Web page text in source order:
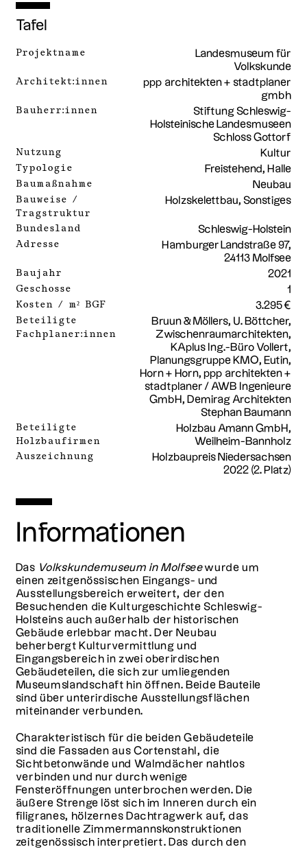
Tafel
Projektname
Landesmuseum für
Volkskunde
Architekt:innen
ppp architekten + stadtplaner
gmbh
Bauherr:innen
Stiftung Schleswig-
Holsteinische Landesmuseen
Schloss Gottorf
Nutzung
Kultur
Typologie
Freistehend, Halle
Baumaßnahme
Neubau
Bauweise /
Tragstruktur
Holzskelettbau, Sonstiges
Bundesland
Schleswig-Holstein
Adresse
Hamburger Landstraße 97,
24113 Molfsee
Baujahr
2021
Geschosse
1
Kosten / m² BGF
3.295 €
Beteiligte
Fachplaner:innen
Bruun & Möllers, U. Böttcher,
Zwischenraumarchitekten,
KAplus Ing.-Büro Vollert,
Planungsgruppe KMO, Eutin,
Horn + Horn, ppp architekten +
stadtplaner / AWB Ingenieure
GmbH, Demirag Architekten
Stephan Baumann
Beteiligte
Holzbaufirmen
Holzbau Amann GmbH,
Weilheim-Bannholz
Auszeichnung
Holzbaupreis Niedersachsen
2022 (2. Platz)
Informationen
Das Volkskundemuseum in Molfseewurde um
einen zeitgenössischen Eingangs- und
Ausstellungsbereich erweitert, der den
Besuchenden die Kulturgeschichte Schleswig-
Holsteins auch außerhalb der historischen
Gebäude erlebbar macht. Der Neubau
beherbergt Kulturvermittlung und
Eingangsbereich in zwei oberirdischen
Gebäudeteilen, die sich zur umliegenden
Museumslandschaft hin öffnen. Beide Bauteile
sind über unterirdische Ausstellungsflächen
miteinander verbunden.
Charakteristisch für die beiden Gebäudeteile
sind die Fassaden aus Cortenstahl, die
Sichtbetonwände und Walmdächer nahtlos
verbinden und nur durch wenige
Fensteröffnungen unterbrochen werden. Die
äußere Strenge löst sich im Inneren durch ein
filigranes, hölzernes Dachtragwerk auf, das
traditionelle Zimmermannskonstruktionen
zeitgenössisch interpretiert. Das durch den